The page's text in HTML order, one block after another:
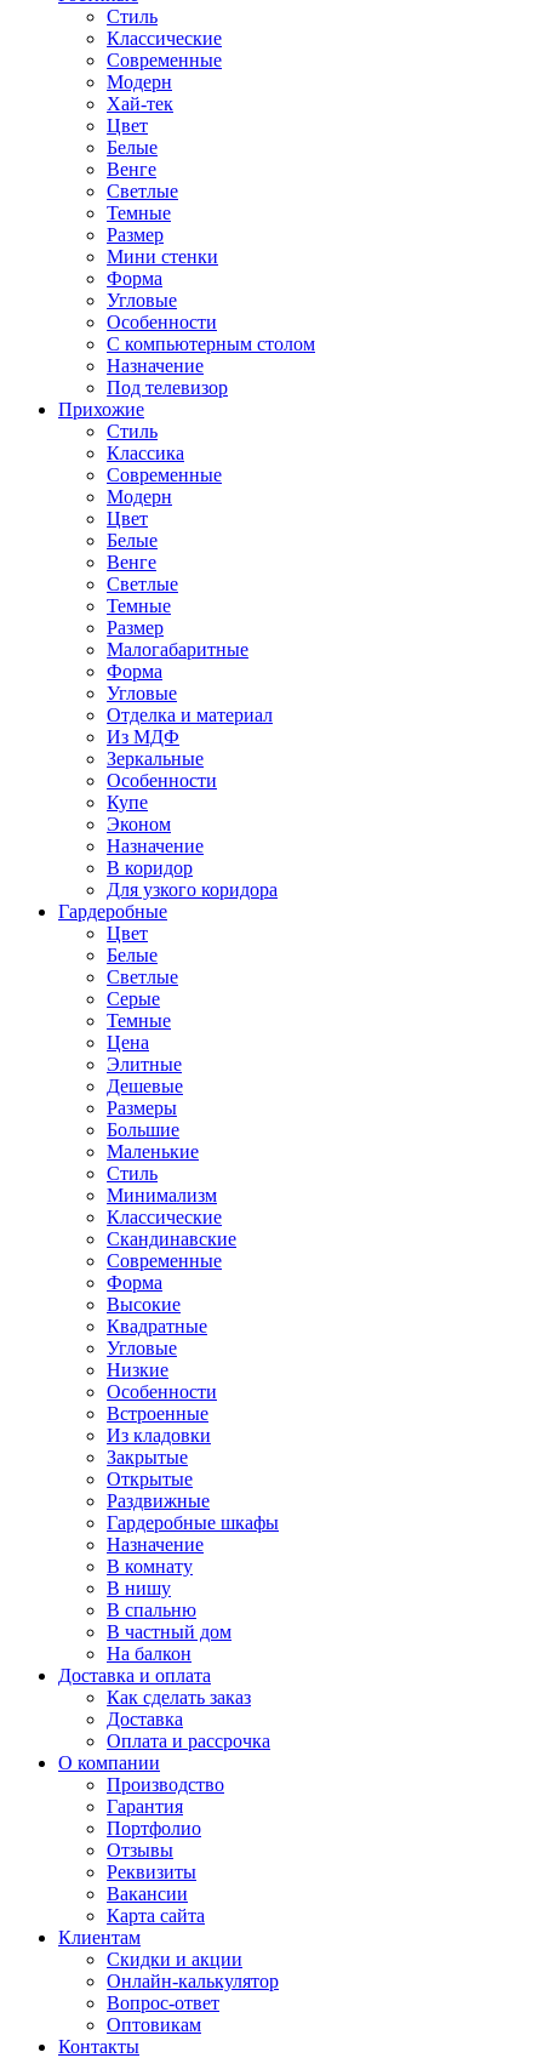
Стиль
Классические
Современные
Модерн
Хай-тек
Цвет
Белые
Венге
Светлые
Темные
Размер
Мини стенки
Форма
Угловые
Особенности
С компьютерным столом
Назначение
Под телевизор
Прихожие
Стиль
Классика
Современные
Модерн
Цвет
Белые
Венге
Светлые
Темные
Размер
Малогабаритные
Форма
Угловые
Отделка и материал
Из МДФ
Зеркальные
Особенности
Купе
Эконом
Назначение
В коридор
Для узкого коридора
Гардеробные
Цвет
Белые
Светлые
Серые
Темные
Цена
Элитные
Дешевые
Размеры
Большие
Маленькие
Стиль
Минимализм
Классические
Скандинавские
Современные
Форма
Высокие
Квадратные
Угловые
Низкие
Особенности
Встроенные
Из кладовки
Закрытые
Открытые
Раздвижные
Гардеробные шкафы
Назначение
В комнату
В нишу
В спальню
В частный дом
На балкон
Доставка и оплата
Как сделать заказ
Доставка
Оплата и рассрочка
О компании
Производство
Гарантия
Портфолио
Отзывы
Реквизиты
Вакансии
Карта сайта
Клиентам
Скидки и акции
Онлайн-калькулятор
Вопрос-ответ
Оптовикам
Контакты